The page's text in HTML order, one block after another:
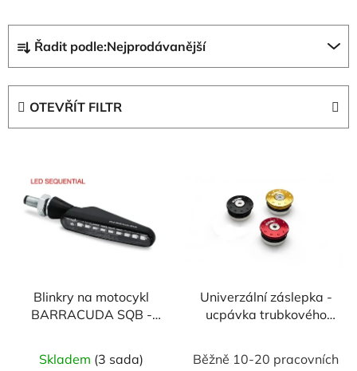
a
z
Řadit podle:Nejprodávanější
OTEVŘÍT FILTR
Blinkry na motocykl
BARRACUDA SQB -
Skladem (3 sada)
Univerzální záslepka -
ucpávka trubkového
Běžně 10-20 pracovních